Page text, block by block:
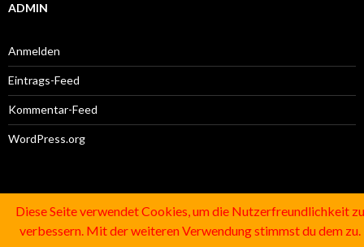
ADMIN
Anmelden
Eintrags-Feed
Kommentar-Feed
WordPress.org
Suchen
Diese Seite verwendet Cookies, um die Nutzerfreundlichkeit zu
verbessern. Mit der weiteren Verwendung stimmst du dem zu.